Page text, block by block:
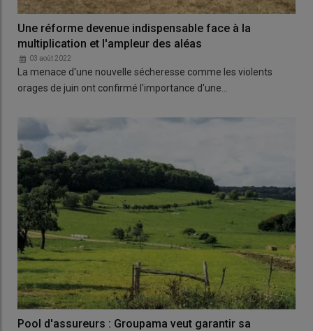
Une réforme devenue indispensable face à la
multiplication et l'ampleur des aléas
03 août 2022
La menace d'une nouvelle sécheresse comme les violents
orages de juin ont confirmé l'importance d'une…
Pool d'assureurs : Groupama veut garantir sa